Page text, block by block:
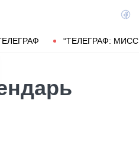
“ТЕЛЕГРАФ: